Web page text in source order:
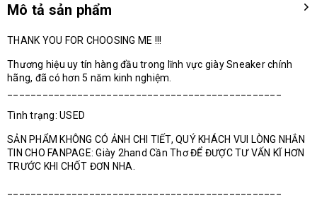
Mô tả sản phẩm
THANK YOU FOR CHOOSING ME !!!
Thương hiệu uy tín hàng đầu trong lĩnh vực giày Sneaker chính
hãng, đã có hơn 5 năm kinh nghiệm.
Tình trạng: USED
SẢN PHẨM KHÔNG CÓ ẢNH CHI TIẾT, QUÝ KHÁCH VUI LÒNG NHẮN
TIN CHO FANPAGE: Giày 2hand Cần Thơ ĐỂ ĐƯỢC TƯ VẤN KĨ HƠN
TRƯỚC KHI CHỐT ĐƠN NHA.